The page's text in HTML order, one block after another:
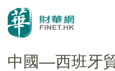
中國—西班牙